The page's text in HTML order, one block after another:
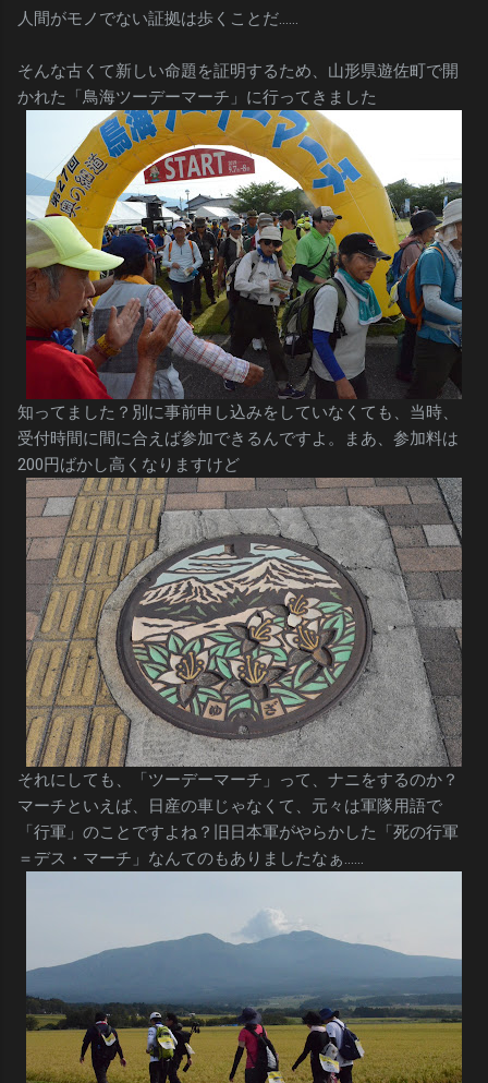
人間がモノでない証拠は歩くことだ……
そんな古くて新しい命題を証明するため、山形県遊佐町で開
かれた「鳥海ツーデーマーチ」に行ってきました
知ってました？別に事前申し込みをしていなくても、当時、
受付時間に間に合えば参加できるんですよ。まあ、参加料は
200円ばかし高くなりますけど
それにしても、「ツーデーマーチ」って、ナニをするのか？
マーチといえば、日産の車じゃなくて、元々は軍隊用語で
「行軍」のことですよね？旧日本軍がやらかした「死の行軍
＝デス・マーチ」なんてのもありましたなぁ……